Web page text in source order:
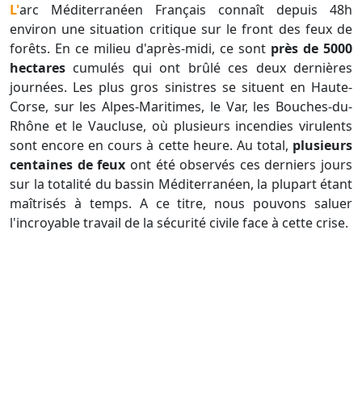
L'arc Méditerranéen Français connaît depuis 48h
environ une situation critique sur le front des feux de
forêts. En ce milieu d'après-midi, ce sont près de 5000
hectares cumulés qui ont brûlé ces deux dernières
journées. Les plus gros sinistres se situent en Haute-
Corse, sur les Alpes-Maritimes, le Var, les Bouches-du-
Rhône et le Vaucluse, où plusieurs incendies virulents
sont encore en cours à cette heure. Au total, plusieurs
centaines de feux ont été observés ces derniers jours
sur la totalité du bassin Méditerranéen, la plupart étant
maîtrisés à temps. A ce titre, nous pouvons saluer
l'incroyable travail de la sécurité civile face à cette crise.